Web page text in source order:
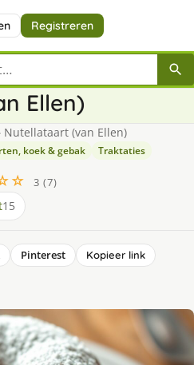
Registreren
Ellen)
Nutellataart (van Ellen)
koek & gebak Traktaties
3 (7)
15
Pinterest
Kopieer link